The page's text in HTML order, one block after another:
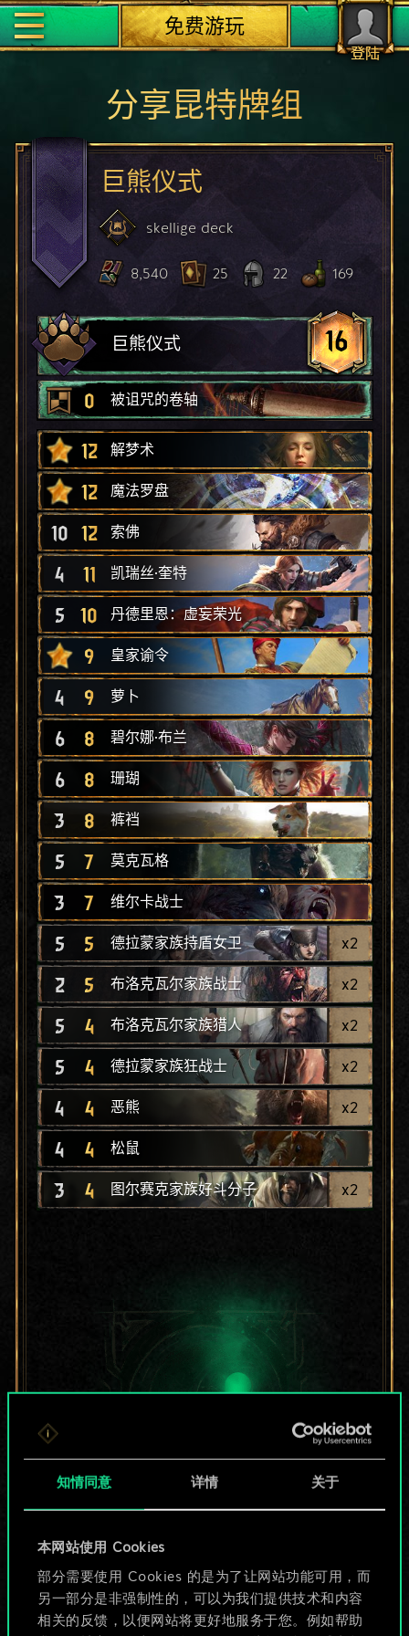
知情同意 详情 关于
本网站使用 Cookies
部分需要使用 Cookies 的是为了让网站功能可用，而
另一部分是非强制性的，可以为我们提供技术和内容
相关的反馈，以便网站将更好地服务于您。例如帮助
登陆
免费游玩
分享昆特牌组
巨熊仪式
skellige deck
8,540 25 22 169
巨熊仪式 16
0 被诅咒的卷轴
12 解梦术
12 魔法罗盘
10 12 索佛
4 11 凯瑞丝·奎特
5 10 丹德里恩：虚妄荣光
9 皇家谕令
4 9 萝卜
6 8 碧尔娜·布兰
6 8 珊瑚
3 8 裤裆
5 7 莫克瓦格
3 7 维尔卡战士
5 5 德拉蒙家族持盾女卫 x2
2 5 布洛克瓦尔家族战士 x2
5 4 布洛克瓦尔家族猎人 x2
5 4 德拉蒙家族狂战士 x2
4 4 恶熊 x2
4 4 松鼠
3 4 图尔赛克家族好斗分子 x2
目前只是分享了一套
牌，但能做的不止这
些！